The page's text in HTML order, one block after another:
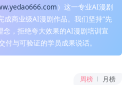
）这一专业AI漫剧
成商业级AI漫剧作品。我们坚持“先
念，拒绝夸大效果的AI漫剧培训宣
付与可验证的学员成果说话。
周榜 月榜